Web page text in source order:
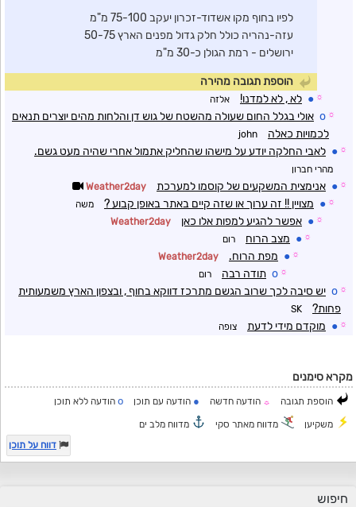
לפיו בחוף מקו אשדוד-זכרון יעקב 75-100 מ"מ
עזה-נהריה כולל חלק גדול מפנים הארץ 50-75
ירושלים - רמת הגולן כ-30 מ"מ
הוספת תגובה מהירה
☼
● לא , לא למדנו! אלזה
☼
o אולי בגלל החום שעולה מהשטח של גוש דן והלחות מהים יוצרים תנאים
לכמויות כאלה
john
☼
● לאבי החלקה יודע על מישהו שהחליק אתמול אחרי שהיה מעט גשם.
מהרי חברון
☼
● אנימצית המשקעים של קוסמו למערכת Weather2day
☼
● מצויין !! זה ערוך או שזה קיים באתר באופן קבוע ? משה
☼
● אפשר להגיע למפות אלו כאן Weather2day
☼
● מצב הרוח רום
☼
● מפת הרוח. Weather2day
☼
o תודה רבה רום
☼
o יש סיבה לכך שרוב הגשם מתרכז דווקא בחוף , ובצפון הארץ משמעותית
פחות?
SK
☼
● מוקדם מידי לדעת צופה
מקרא סימנים
הוספת תגובה ☼ הודעה חדשה ● הודעה עם תוכן o הודעה ללא תוכן
משקיען מדווח מאתר סקי
מדווח מלב ים
דווח על תוכן
חיפוש